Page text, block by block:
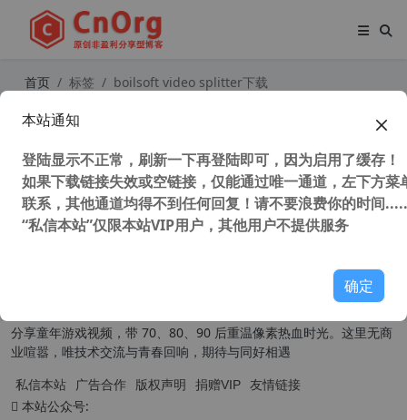
首页 标签 boilsoft video splitter下载
59,072 次浏览 媒体工具
本扎根草根，为普通用户提供实用有趣的内容。技术分享主打原创汉
分享童年游戏视频，带 70、80、90 后重温像素热血时光。这里无商
业喧嚣，唯技术交流与青春回响，期待与同好相遇
私信本站 广告合作 版权声明 捐赠VIP 友情链接
本站公众号:
本站通知
登陆显示不正常，刷新一下再登陆即可，因为启用了缓存！
如果下载链接失效或空链接，仅能通过唯一通道，左下方菜
联系，其他通道均得不到任何回复！请不要浪费你的时间
“私信本站”仅限本站VIP用户，其他用户不提供服务
确定